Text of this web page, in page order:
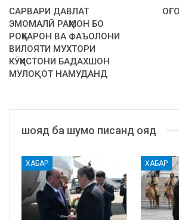
САРВАРИ ДАВЛАТ
ЭМОМАЛӢ РАҲМОН БО
РОҲБАРОН ВА ФАЪОЛОНИ
ВИЛОЯТИ МУХТОРИ
КӮҲИСТОНИ БАДАХШОН
МУЛОҚОТ НАМУДАНД
шояд ба шумо писанд ояд
ХАБАР ХАБАР